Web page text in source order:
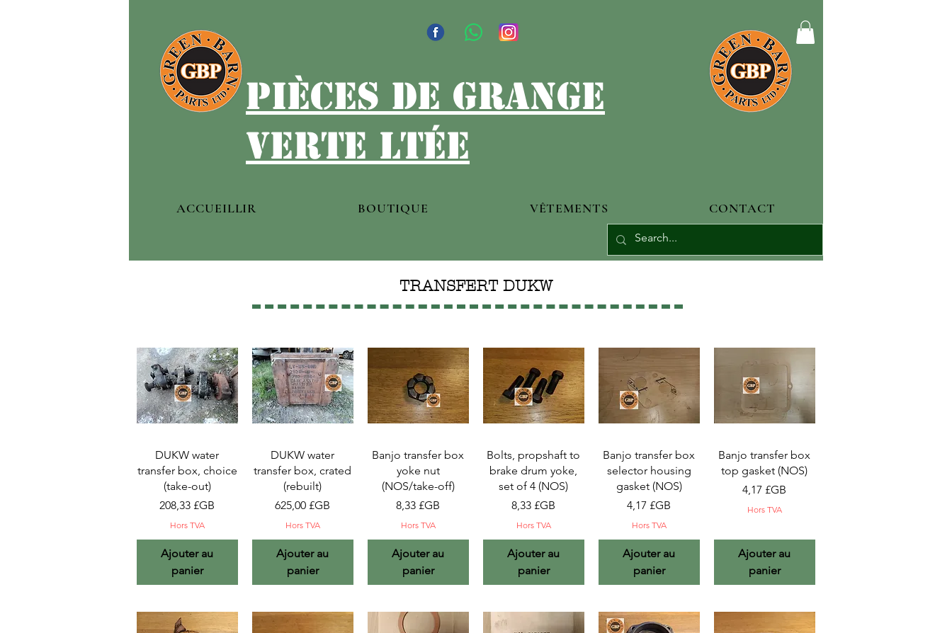
pièces de grange
verte ltée
ACCUEILLIR BOUTIQUE VÊTEMENTS CONTACT
TRANSFERT DUKW
Aperçu rapide
DUKW water
transfer box, choice
(take-out)
Prix
208,33 £GB
Hors TVA
Ajouter au
panier
Aperçu rapide
DUKW water
transfer box, crated
(rebuilt)
Prix
625,00 £GB
Hors TVA
Ajouter au
panier
Aperçu rapide
Banjo transfer box
yoke nut
(NOS/take-off)
Prix
8,33 £GB
Hors TVA
Ajouter au
panier
Aperçu rapide
Bolts, propshaft to
brake drum yoke,
set of 4 (NOS)
Prix
8,33 £GB
Hors TVA
Ajouter au
panier
Aperçu rapide
Banjo transfer box
selector housing
gasket (NOS)
Prix
4,17 £GB
Hors TVA
Ajouter au
panier
Aperçu rapide
Banjo transfer box
top gasket (NOS)
Prix
4,17 £GB
Hors TVA
Ajouter au
panier